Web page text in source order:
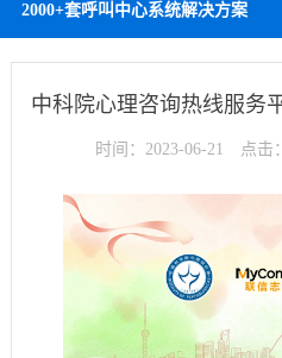
2000+套呼叫中心系统解决方案
中科院心理咨询热线服务
心致研
时间：2023-06-21 点击